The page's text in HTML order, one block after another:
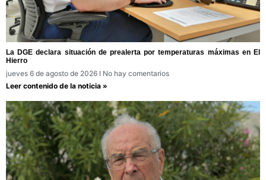
La DGE declara situación de prealerta por temperaturas máximas en El
Hierro
jueves 6 de agosto de 2026
No hay comentarios
Leer contenido de la noticia »